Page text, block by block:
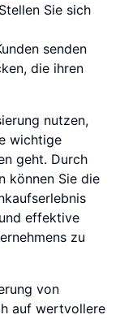
Sie sich
senden
die ihren
nutzen,
wichtige
geht. Durch
können Sie die
effektive
zu
von
auf wertvollere